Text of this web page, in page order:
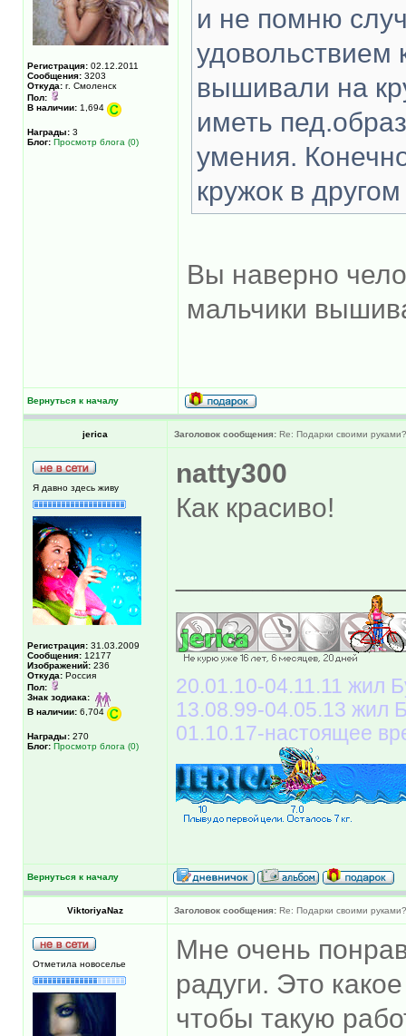
Регистрация: 02.12.2011
Сообщения: 3203
Откуда: г. Смоленск
Пол:
В наличии: 1,694
Награды: 3
Блог: Просмотр блога (0)
и не помню
удовольствием
вышивали на
иметь
умения.
кружок в
Вы наверно
мальчики
Вернуться к началу
jerica Заголовок сообщения: Re: Подарки своими руками?
Я давно здесь живу
Регистрация: 31.03.2009
Сообщения: 12177
Изображений: 236
Откуда: Россия
Пол:
Знак зодиака:
В наличии: 6,704
Награды: 270
Блог: Просмотр блога (0)
natty300
Как красиво!
20.01.10-04.11.11 жил
13.08.99-04.05.13 жил
01.10.17-настоящее
Вернуться к началу
ViktoriyaNaz Заголовок сообщения: Re: Подарки своими руками?
Отметила новоселье
Мне очень
радуги. Это
чтобы такую